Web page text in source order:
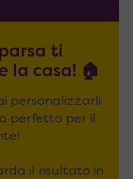
ti
la casa! 🏠
personalizzarli
perfetto per il
il risultato in